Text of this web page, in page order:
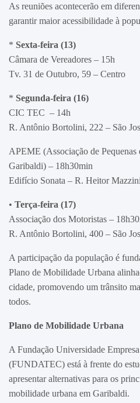
As reuniões acontecerão em
garantir maior acessibilidade à
* Sexta-feira (13)
Câmara de Vereadores – 15h
Tv. 31 de Outubro, 59 – Centro
* Segunda-feira (16)
CIC TEC – 14h
R. Antônio Bortolini, 222 – São
APEME (Associação de Pequenas
Garibaldi) – 18h30min
Edifício Sonata – R. Heitor
• Terça-feira (17)
Associação dos Motoristas –
R. Antônio Bortolini, 400 – São
A participação da população é
Plano de Mobilidade Urbana
cidade, promovendo um trânsito
todos.
Plano de Mobilidade Urbana
A Fundação Universidade
(FUNDATEC) está à frente do
apresentar alternativas para os
mobilidade urbana em Garibaldi.